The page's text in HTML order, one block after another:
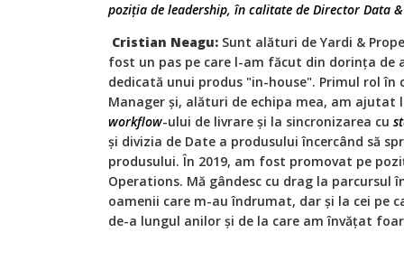
poziția de leadership, în calitate de Director Data
Cristian Neagu: Sunt alături de Yardi &
fost un pas pe care l-am făcut din dorința de
dedicată unui produs "in-house". Primul rol în
Manager și, alături de echipa mea, am
workflow-ului de livrare și la sincronizarea cu
și divizia de Date a produsului încercând să
produsului. În 2019, am fost promovat pe
Operations. Mă gândesc cu drag la parcursul
oamenii care m-au îndrumat, dar și la cei pe
de-a lungul anilor și de la care am învățat